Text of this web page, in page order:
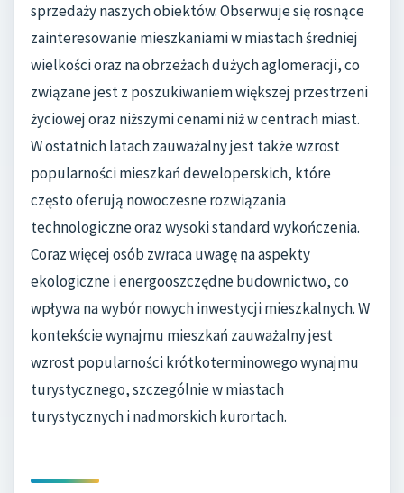
sprzedaży naszych obiektów. Obserwuje się rosnące
zainteresowanie mieszkaniami w miastach średniej
wielkości oraz na obrzeżach dużych aglomeracji, co
związane jest z poszukiwaniem większej przestrzeni
życiowej oraz niższymi cenami niż w centrach miast.
W ostatnich latach zauważalny jest także wzrost
popularności mieszkań deweloperskich, które
często oferują nowoczesne rozwiązania
technologiczne oraz wysoki standard wykończenia.
Coraz więcej osób zwraca uwagę na aspekty
ekologiczne i energooszczędne budownictwo, co
wpływa na wybór nowych inwestycji mieszkalnych. W
kontekście wynajmu mieszkań zauważalny jest
wzrost popularności krótkoterminowego wynajmu
turystycznego, szczególnie w miastach
turystycznych i nadmorskich kurortach.